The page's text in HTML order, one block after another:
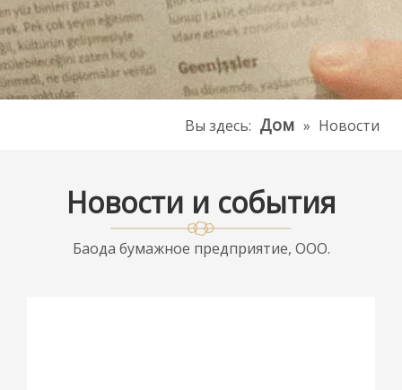
Вы здесь: Дом » Новости
Новости и события
Баода бумажное предприятие, ООО.